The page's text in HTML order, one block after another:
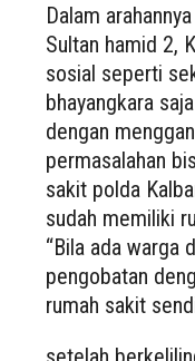
Dalam
Sultan hamid 2,
sosial seperti
bhayangkara
dengan
permasalahan
sakit polda
sudah memiliki
“Bila ada warga
pengobatan
rumah sakit